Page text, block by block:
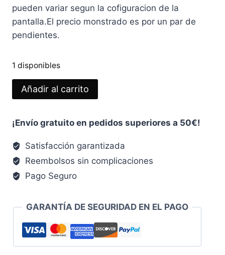
pueden variar segun la cofiguracion de la
pantalla.El precio monstrado es por un par de
pendientes.
1 disponibles
PENDIENTES
REGALITO
cantidad
Añadir al carrito
¡Envío gratuito en pedidos superiores a 50€!
Satisfacción garantizada
Reembolsos sin complicaciones
Pago Seguro
GARANTÍA DE SEGURIDAD EN EL PAGO